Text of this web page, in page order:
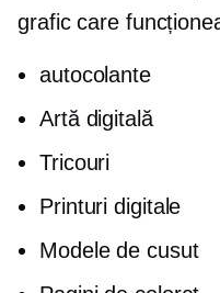
grafic care
autocolante
Artă digitală
Tricouri
Printuri digitale
Modele de cusut